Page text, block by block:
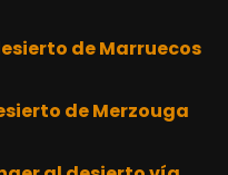
de Marruecos
de Merzouga